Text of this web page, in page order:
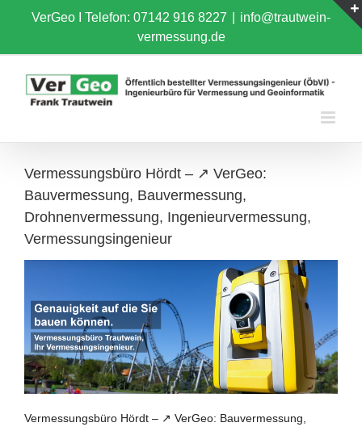
content
VerGeo I Telefon: 07142 916 8227
info@trautwein-
vermessung.de
Vermessungsbüro Hördt – ↗️ VerGeo:
Bauvermessung, Bauvermessung,
Drohnenvermessung, Ingenieurvermessung,
Vermessungsingenieur
Vermessungsbüro Hördt – ↗️ VerGeo: Bauvermessung,